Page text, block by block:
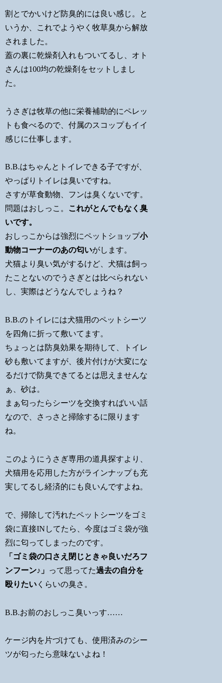
割とでかいけど防臭的には良い感じ。と
いうか、これでようやく牧草臭から解放
されました。
蓋の裏に乾燥剤入れもついてるし、オト
さんは100均の乾燥剤をセットしまし
た。
うさぎは牧草の他に栄養補助的にペレッ
トも食べるので、付属のスコップもイイ
感じに仕事します。
B.B.はちゃんとトイレできる子ですが、
やっぱりトイレは臭いですね。
さすが草食動物、フンは臭くないです。
問題はおしっこ。
これがとんでもなく臭
いです。
おしっこからは強烈にペットショップ小
動物コーナーのあの匂いがします。
犬猫より臭い気がするけど、犬猫は飼っ
たことないのでうさぎとは比べられない
し、実際はどうなんでしょうね？
B.B.のトイレには犬猫用のペットシーツ
を四角に折って敷いてます。
ちょっとは防臭効果を期待して、トイレ
砂も敷いてますが、後片付けが大変にな
るだけで防臭できてるとは思えませんな
ぁ、砂は。
まぁ匂ったらシーツを交換すればいい話
なので、さっさと掃除するに限ります
ね。
このようにうさぎ専用の道具探すより、
犬猫用を応用した方がラインナップも充
実してるし経済的にも良いんですよね。
で、掃除して汚れたペットシーツをゴミ
袋に直接INしてたら、今度はゴミ袋が強
烈に匂ってしまったのです。
「ゴミ袋の口さえ閉じときゃ良いだろフ
ンフーン♪」 って思ってた過去の自分を
殴りたい くらいの臭さ。
B.B.お前のおしっこ臭いっす……
ケージ内を片づけても、使用済みのシー
ツが匂ったら意味ないよね！